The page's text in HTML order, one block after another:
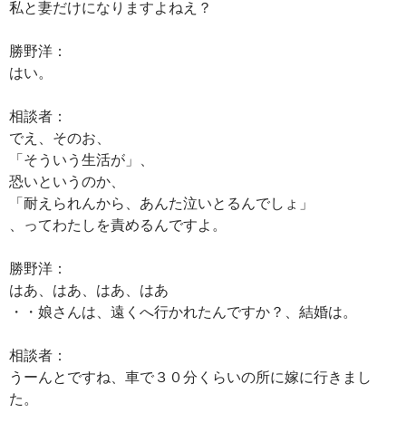
私と妻だけになりますよねえ？
勝野洋：
はい。
相談者：
でえ、そのお、
「そういう生活が」、
恐いというのか、
「耐えられんから、あんた泣いとるんでしょ」
、ってわたしを責めるんですよ。
勝野洋：
はあ、はあ、はあ、はあ
・・娘さんは、遠くへ行かれたんですか？、結婚は。
相談者：
うーんとですね、車で３０分くらいの所に嫁に行きまし
た。